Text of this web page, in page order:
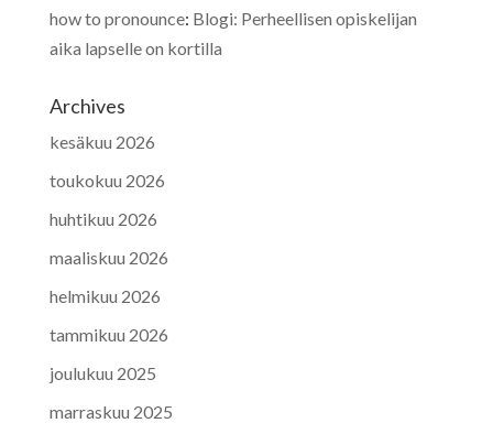
how to pronounce: Blogi: Perheellisen opiskelijan
aika lapselle on kortilla
Archives
kesäkuu 2026
toukokuu 2026
huhtikuu 2026
maaliskuu 2026
helmikuu 2026
tammikuu 2026
joulukuu 2025
marraskuu 2025